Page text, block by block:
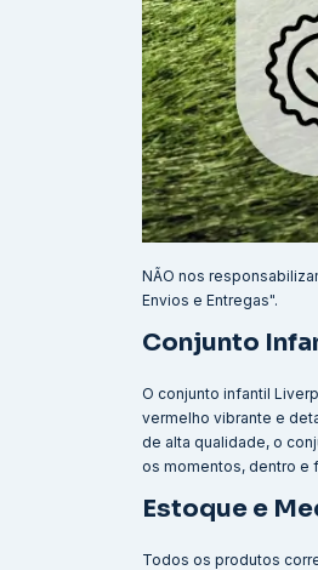
NÃO nos
Envios e Entregas".
Conjunto
O conjunto infantil
vermelho vibrante e
de alta qualidade, o
os momentos, dentro e
Estoque e
Todos os produtos